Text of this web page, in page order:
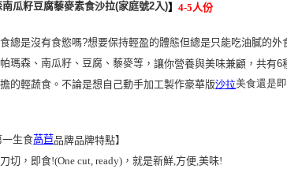
南瓜籽豆腐藜麥素食沙拉(家庭號2入)】4-5人份
總是沒有食慾嗎?想要保持輕盈的體態但總是只能吃油膩的外
帕瑪森 、南瓜籽 、 豆腐 、藜麥等 ，讓你營養與美味兼顧，共有
的輕蔬食。不論是想自己動手加工製作豪華版沙拉美食還是
一生食萵苣品牌品牌特點】
切，即食!(One cut, ready)，就是新鮮,方便,美味!